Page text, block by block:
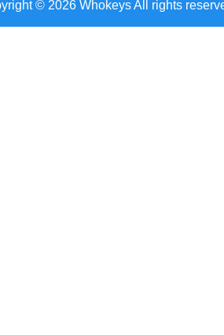
© 2026 Whokeys All rights